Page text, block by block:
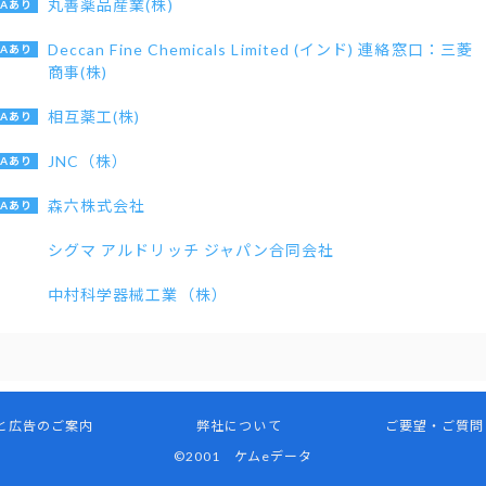
丸善薬品産業(株)
Deccan Fine Chemicals Limited (インド) 連絡窓口：三菱
商事(株)
相互薬工(株)
JNC（株）
森六株式会社
シグマ アルドリッチ ジャパン合同会社
中村科学器械工業（株）
広告のご案内 弊社について ご要望・ご質問
©2001 ケムeデータ